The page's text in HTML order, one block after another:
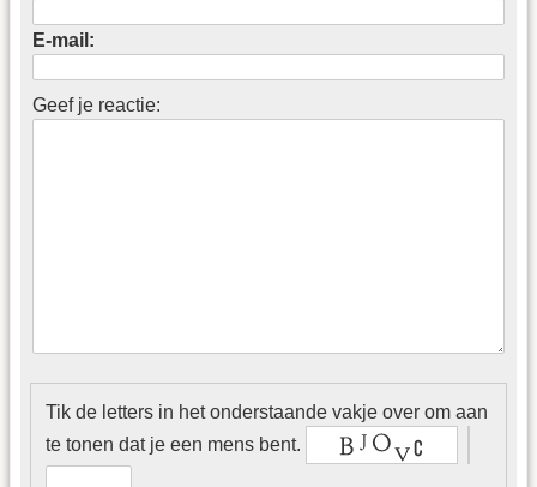
E-mail:
Geef je reactie:
Tik de letters in het onderstaande vakje over om aan
te tonen dat je een mens bent.